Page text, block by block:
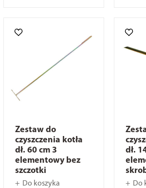
Zestaw do
czyszczenia kotła
dł. 60 cm 3
elementowy bez
szczotki
Do koszyka
dł.
Do